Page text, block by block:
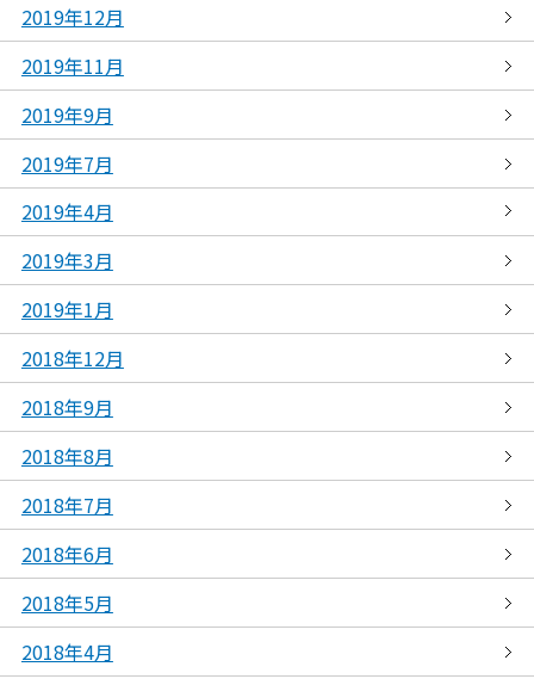
2019年12月
2019年11月
2019年9月
2019年7月
2019年4月
2019年3月
2019年1月
2018年12月
2018年9月
2018年8月
2018年7月
2018年6月
2018年5月
2018年4月